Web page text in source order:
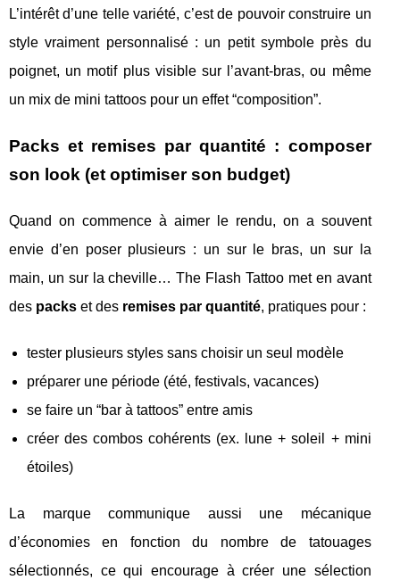
L’intérêt d’une telle variété, c’est de pouvoir construire un
style vraiment personnalisé : un petit symbole près du
poignet, un motif plus visible sur l’avant-bras, ou même
un mix de mini tattoos pour un effet “composition”.
Packs et remises par quantité : composer
son look (et optimiser son budget)
Quand on commence à aimer le rendu, on a souvent
envie d’en poser plusieurs : un sur le bras, un sur la
main, un sur la cheville… The Flash Tattoo met en avant
des packs et des remises par quantité, pratiques pour :
tester plusieurs styles sans choisir un seul modèle
préparer une période (été, festivals, vacances)
se faire un “bar à tattoos” entre amis
créer des combos cohérents (ex. lune + soleil + mini
étoiles)
La marque communique aussi une mécanique
d’économies en fonction du nombre de tatouages
sélectionnés, ce qui encourage à créer une sélection